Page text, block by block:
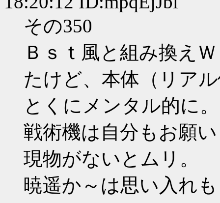
その350
Ｂｓｔ風と組み換え
たけど、本体（リア
とくにメンタル的に。
戦術機は自分もお願
現物がないとムリ。
暁遥か～は思い入れ